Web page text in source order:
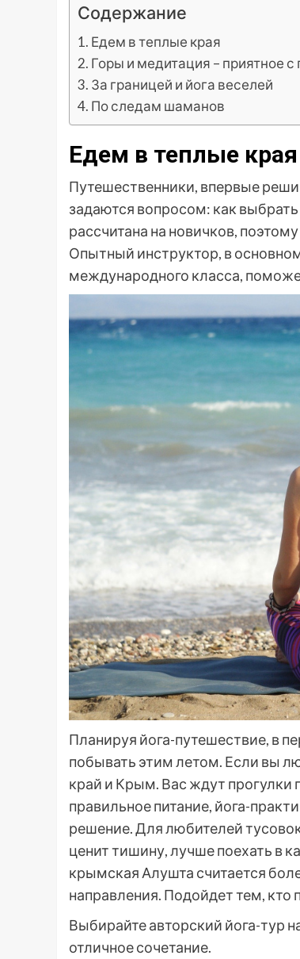
Содержание
Едем в теплые края
Горы и медитация – приятное
За границей и йога веселей
По следам шаманов
Едем в теплые края
Путешественники, впервые
задаются вопросом: как
рассчитана на новичков,
Опытный инструктор, в
международного класса,
Планируя йога-путешествие, в
побывать этим летом. Если вы
край и Крым. Вас ждут прогулки
правильное питание, йога-
решение. Для любителей
ценит тишину, лучше поехать в
крымская Алушта считается
направления. Подойдет тем, кто
Выбирайте авторский йога-тур
отличное сочетание.